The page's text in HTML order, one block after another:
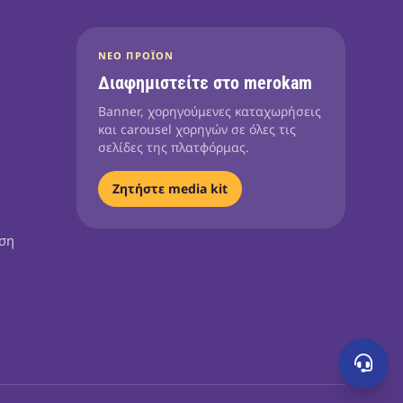
ΝΈΟ ΠΡΟΪΌΝ
Διαφημιστείτε στο merokam
Banner, χορηγούμενες καταχωρήσεις
και carousel χορηγών σε όλες τις
σελίδες της πλατφόρμας.
Ζητήστε media kit